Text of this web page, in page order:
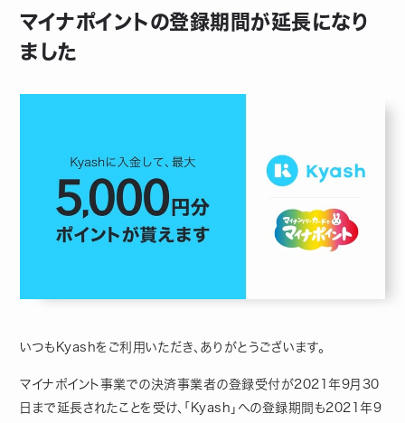
マイナポイントの登録期間が延長になり
ました
いつもKyashをご利用いただき、ありがとうございます。
マイナポイント事業での決済事業者の登録受付が2021年9月30
日まで延長されたことを受け、「Kyash」への登録期間も2021年9